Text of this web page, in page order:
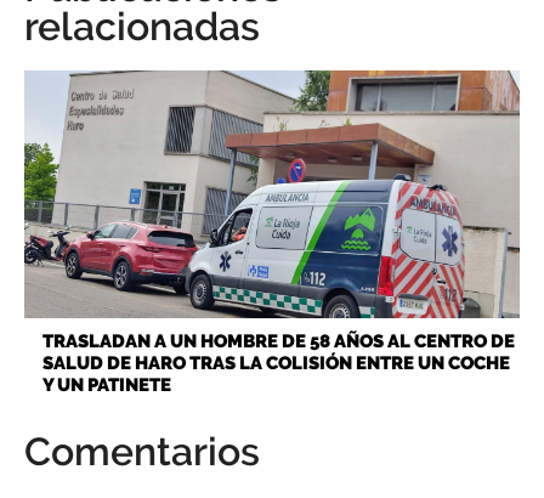
relacionadas
TRASLADAN A UN HOMBRE DE 58 AÑOS AL CENTRO DE
SALUD DE HARO TRAS LA COLISIÓN ENTRE UN COCHE
Y UN PATINETE
Comentarios